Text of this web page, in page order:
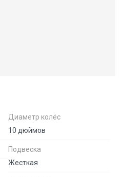
Диаметр колёс
10 дюймов
Подвеска
Жесткая